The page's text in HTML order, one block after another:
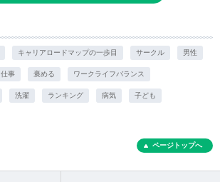
キャリアロードマップの一歩目 サークル 男性
仕事 褒める ワークライフバランス
洗濯 ランキング 病気 子ども
ページトップへ